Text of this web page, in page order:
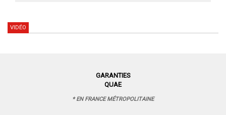
VIDÉO
GARANTIES
QUAE
* EN FRANCE MÉTROPOLITAINE